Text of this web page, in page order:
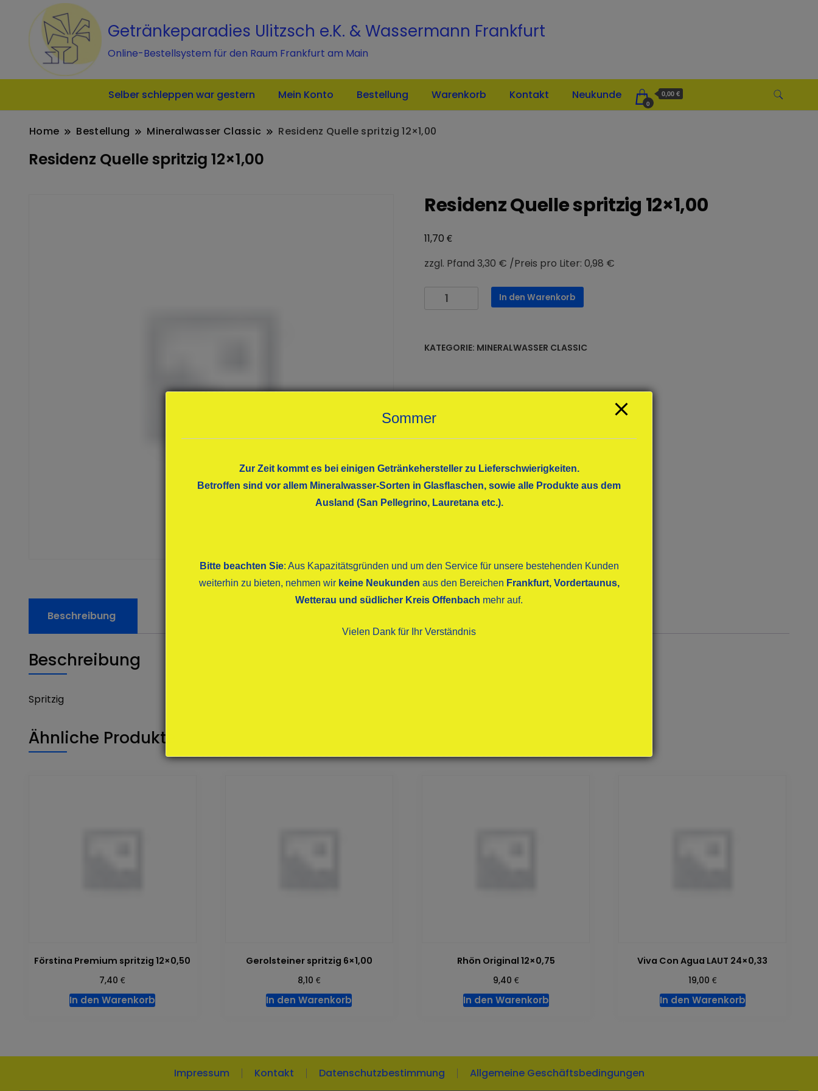
Getränkeparadies Ulitzsch e.K. & Wassermann Frankfurt
Online-Bestellsystem für den Raum Frankfurt am Main
Selber schleppen war gestern Mein Konto Bestellung Warenkorb Kontakt Neukunde
0
0,00 €
Home Bestellung Mineralwasser Classic Residenz Quelle spritzig 12×1,00
Residenz Quelle spritzig 12×1,00
Residenz Quelle spritzig 12×1,00
11,70 €
zzgl. Pfand 3,30 € /Preis pro Liter: 0,98 €
Residenz
Quelle
Menge
In den Warenkorb
KATEGORIE: MINERALWASSER CLASSIC
Beschreibung
Beschreibung
Spritzig
Ähnliche Produkte
Förstina Premium spritzig 12×0,50
7,40€
In den Warenkorb
Gerolsteiner spritzig 6×1,00
8,10 €
In den Warenkorb
Rhön Original 12×0,75
9,40 €
In den Warenkorb
Viva Con Agua LAUT 24×0,33
19,00 €
In den Warenkorb
Impressum Kontakt Datenschutzbestimmung Allgemeine Geschäftsbedingungen
Sommer
Zur Zeit kommt es bei einigen Getränkehersteller zu Lieferschwierigkeiten.
Betroffen sind vor allem Mineralwasser-Sorten in Glasflaschen, sowie alle Produkte aus dem
Ausland (San Pellegrino, Lauretana etc.).
Bitte beachten Sie: Aus Kapazitätsgründen und um den Service für unsere bestehenden Kunden
weiterhin zu bieten, nehmen wirkeine Neukunden aus den Bereichen Frankfurt, Vordertaunus,
Wetterau und südlicher Kreis Offenbach mehr auf.
Vielen Dank für Ihr Verständnis